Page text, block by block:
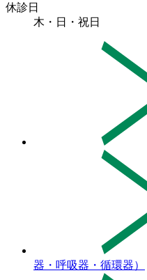
休診日
木・日・祝日
器・呼吸器・循環器）